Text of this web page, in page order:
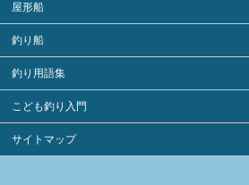
屋形船
釣り船
釣り用語集
こども釣り入門
サイトマップ